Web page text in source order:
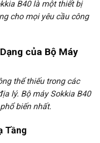
B40 là một thiết bị
cho mọi yêu cầu công
của Bộ Máy
thể thiếu trong các
lý. Bộ máy Sokkia B40
biến nhất.
Tầng